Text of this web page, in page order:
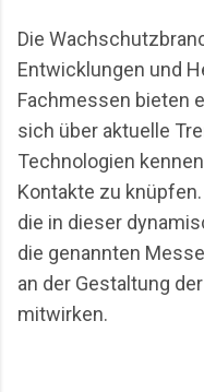
Die
Entwicklungen und
Fachmessen bieten
sich über aktuelle
Technologien
Kontakte zu
die in dieser
die genannten
an der Gestaltung
mitwirken.